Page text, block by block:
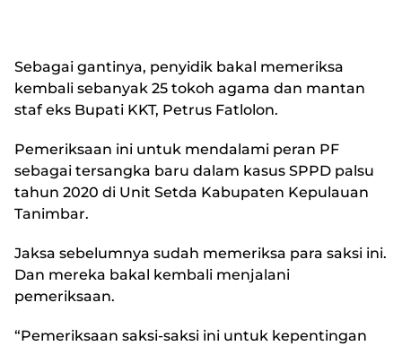
Sebagai gantinya, penyidik bakal memeriksa
kembali sebanyak 25 tokoh agama dan mantan
staf eks Bupati KKT, Petrus Fatlolon.
Pemeriksaan ini untuk mendalami peran PF
sebagai tersangka baru dalam kasus SPPD palsu
tahun 2020 di Unit Setda Kabupaten Kepulauan
Tanimbar.
Jaksa sebelumnya sudah memeriksa para saksi ini.
Dan mereka bakal kembali menjalani
pemeriksaan.
“Pemeriksaan saksi-saksi ini untuk kepentingan